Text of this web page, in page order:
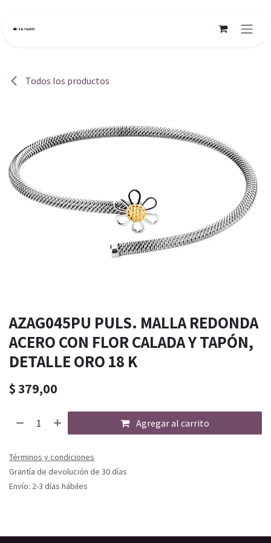
Todos los productos
AZAG045PU PULS. MALLA REDONDA
ACERO CON FLOR CALADA Y TAPÓN,
DETALLE ORO 18 K
$379,00
Agregar al carrito
Términos y condiciones
Grantía de devolución de 30 días
Envío: 2-3 días hábiles